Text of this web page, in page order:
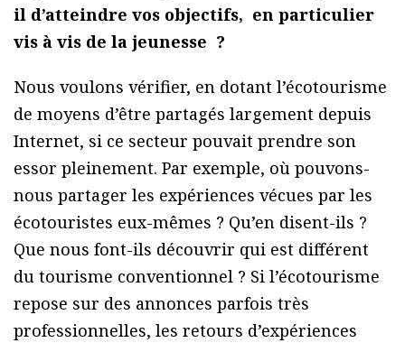
il d’atteindre vos objectifs, en particulier
vis à vis de la jeunesse ?
Nous voulons vérifier, en dotant l’écotourisme
de moyens d’être partagés largement depuis
Internet, si ce secteur pouvait prendre son
essor pleinement. Par exemple, où pouvons-
nous partager les expériences vécues par les
écotouristes eux-mêmes ? Qu’en disent-ils ?
Que nous font-ils découvrir qui est différent
du tourisme conventionnel ? Si l’écotourisme
repose sur des annonces parfois très
professionnelles, les retours d’expériences